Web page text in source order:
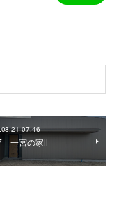
07:46
一宮の家Ⅱ